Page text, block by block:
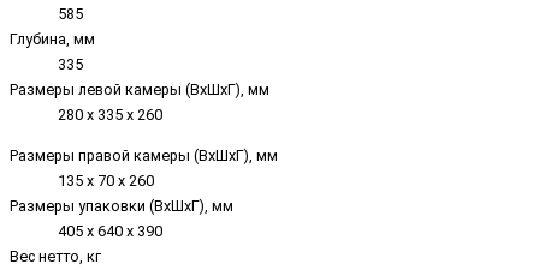
585
Глубина, мм
335
Размеры левой камеры (ВхШхГ), мм
280 х 335 х 260
Размеры правой камеры (ВхШхГ), мм
135 х 70 х 260
Размеры упаковки (ВxШxГ), мм
405 х 640 х 390
Вес нетто, кг